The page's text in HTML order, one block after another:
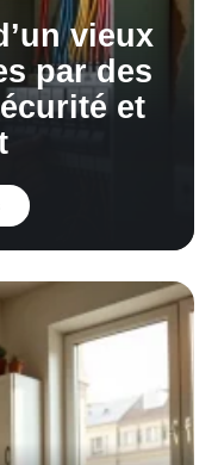
vieux
par des
et